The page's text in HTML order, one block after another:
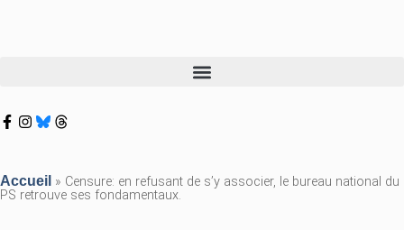
Accueil » Censure: en refusant de s’y associer, le bureau national du
PS retrouve ses fondamentaux.